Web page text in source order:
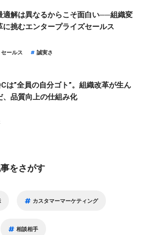
適解は異なるからこそ面白い──組織変
に挑むエンタープライズセールス
セールス
誠実さ
は”全員の自分ゴト”。組織改革が生ん
、品質向上の仕組み化
をさがす
カスタマーマーケティング
相談相手